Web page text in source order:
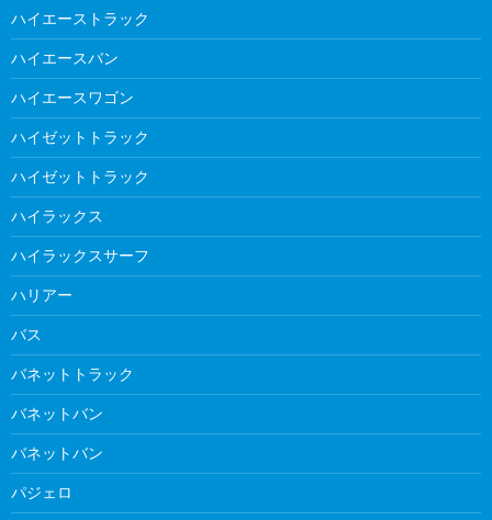
ハイエーストラック
ハイエースバン
ハイエースワゴン
ハイゼットトラック
ハイゼットトラック
ハイラックス
ハイラックスサーフ
ハリアー
バス
バネットトラック
バネットバン
バネットバン
パジェロ